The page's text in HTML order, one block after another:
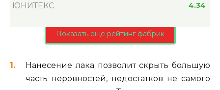
ЮНИТЕКС 4.34
Показать еще рейтинг фабрик
Нанесение лака позволит скрыть большую
часть неровностей, недостатков не самого